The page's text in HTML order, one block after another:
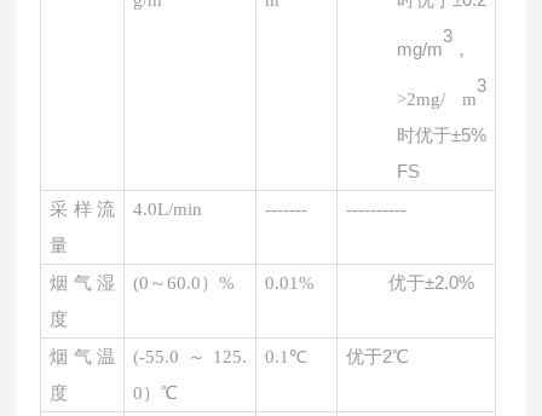
mg/m
3
，
>2mg/ m
3
时优于±5%
FS
采样流
量
4.0L/min ------- ----------
烟气湿
度
(0～60.0）% 0.01% 优于±2.0%
烟气温
度
(-55.0～125.
0）℃
0.1℃ 优于2℃